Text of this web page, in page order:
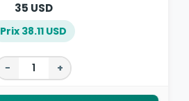
35 USD
Prix 38.11 USD
− +